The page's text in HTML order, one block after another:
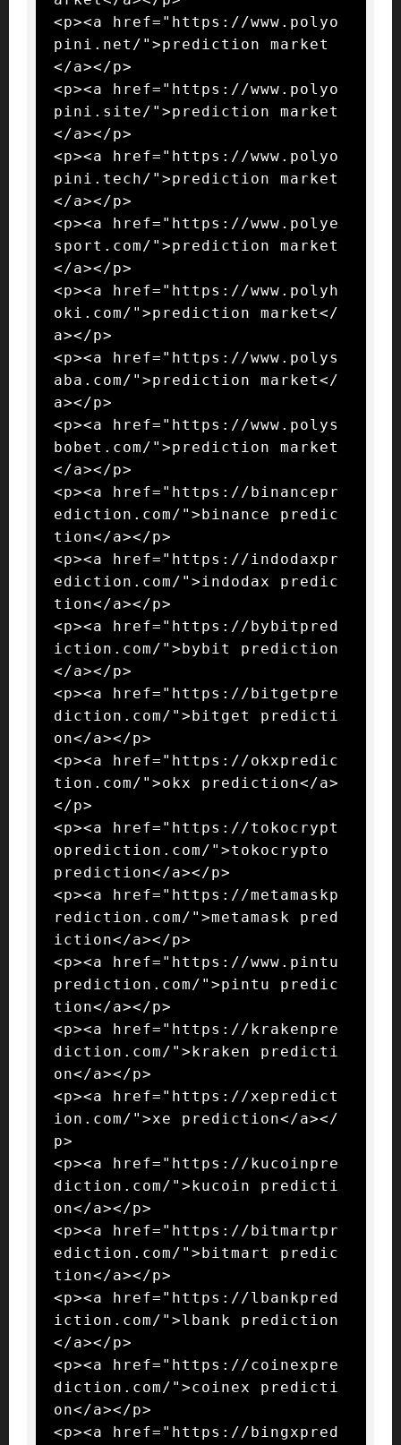
<p><a href="https://www.polyo
pini.net/">prediction market
</a></p>
<p><a href="https://www.polyo
pini.site/">prediction market
</a></p>
<p><a href="https://www.polyo
pini.tech/">prediction market
</a></p>
<p><a href="https://www.polye
sport.com/">prediction market
</a></p>
<p><a href="https://www.polyh
oki.com/">prediction market</
a></p>
<p><a href="https://www.polys
aba.com/">prediction market</
a></p>
<p><a href="https://www.polys
bobet.com/">prediction market
</a></p>
<p><a href="https://binancepr
ediction.com/">binance predic
tion</a></p>
<p><a href="https://indodaxpr
ediction.com/">indodax predic
tion</a></p>
<p><a href="https://bybitpred
iction.com/">bybit prediction
</a></p>
<p><a href="https://bitgetpre
diction.com/">bitget predicti
on</a></p>
<p><a href="https://okxpredic
tion.com/">okx prediction</a>
</p>
<p><a href="https://tokocrypt
oprediction.com/">tokocrypto
prediction</a></p>
<p><a href="https://metamaskp
rediction.com/">metamask pred
iction</a></p>
<p><a href="https://www.pintu
prediction.com/">pintu predic
tion</a></p>
<p><a href="https://krakenpre
diction.com/">kraken predicti
on</a></p>
<p><a href="https://xepredict
ion.com/">xe prediction</a></
p>
<p><a href="https://kucoinpre
diction.com/">kucoin predicti
on</a></p>
<p><a href="https://bitmartpr
ediction.com/">bitmart predic
tion</a></p>
<p><a href="https://lbankpred
iction.com/">lbank prediction
</a></p>
<p><a href="https://coinexpre
diction.com/">coinex predicti
on</a></p>
<p><a href="https://bingxpred